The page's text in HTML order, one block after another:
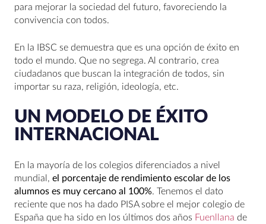
para mejorar la sociedad del futuro, favoreciendo la
convivencia con todos.
En la IBSC se demuestra que es una opción de éxito en
todo el mundo. Que no segrega. Al contrario, crea
ciudadanos que buscan la integración de todos, sin
importar su raza, religión, ideología, etc.
UN MODELO DE ÉXITO
INTERNACIONAL
En la mayoría de los colegios diferenciados a nivel
mundial, el porcentaje de rendimiento escolar de los
alumnos es muy cercano al 100%. Tenemos el dato
reciente que nos ha dado PISA sobre el mejor colegio de
España que ha sido en los últimos dos años Fuenllana de